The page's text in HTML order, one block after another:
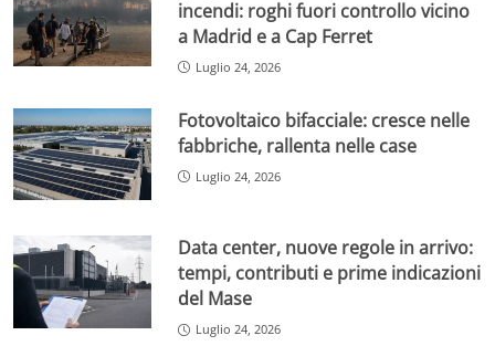
incendi: roghi fuori controllo vicino
a Madrid e a Cap Ferret
Luglio 24, 2026
Fotovoltaico bifacciale: cresce nelle
fabbriche, rallenta nelle case
Luglio 24, 2026
Data center, nuove regole in arrivo:
tempi, contributi e prime indicazioni
del Mase
Luglio 24, 2026